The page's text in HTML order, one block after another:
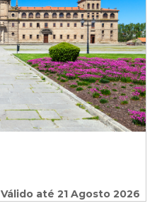
Válido até 21 Agosto 2026